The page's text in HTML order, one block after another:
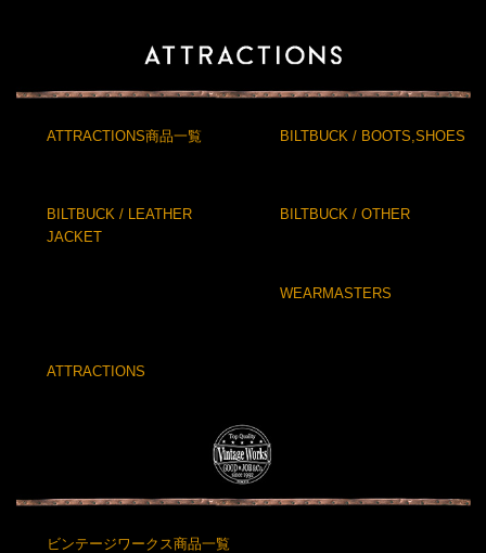
ATTRACTIONS商品一覧 BILTBUCK / BOOTS,SHOES
BILTBUCK / LEATHER
JACKET
BILTBUCK / OTHER
WEARMASTERS
ATTRACTIONS
ビンテージワークス商品一覧